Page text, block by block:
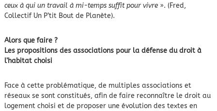
ceux à qui un travail à mi-temps suffit pour vivre». (Fred,
Collectif Un P’tit Bout de Planète).
Alors que faire ?
Les propositions des associations pour la défense du droit à
l’habitat choisi
Face à cette problématique, de multiples associations et
réseaux se sont constitués, afin de faire reconnaître le droit au
logement choisi et de proposer une évolution des textes en